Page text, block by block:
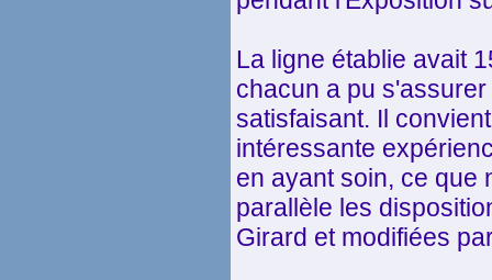
La ligne établie avait
chacun a pu
satisfaisant. Il
intéressante
en ayant soin, ce que
parallèle les
Girard et modifiées